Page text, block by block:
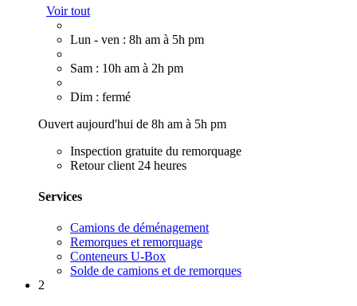
Voir tout
Lun - ven : 8h am à 5h pm
Sam : 10h am à 2h pm
Dim : fermé
Ouvert aujourd'hui de 8h am à 5h pm
Inspection gratuite du remorquage
Retour client 24 heures
Services
Camions de déménagement
Remorques et remorquage
Conteneurs U-Box
Solde de camions et de remorques
2